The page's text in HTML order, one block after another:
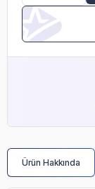
Ürün Hakkında